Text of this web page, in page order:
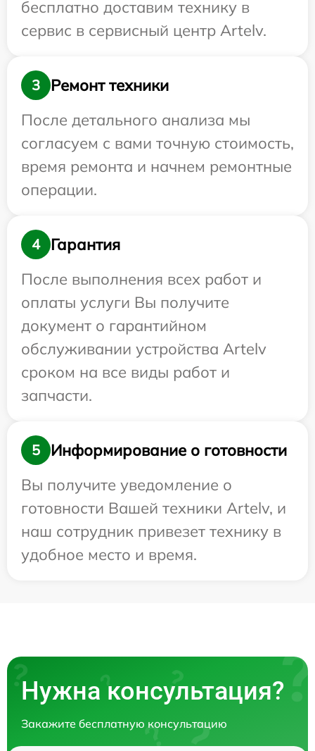
бесплатно доставим технику в
сервис в сервисный центр Artelv.
3
Ремонт техники
После детального анализа мы
согласуем с вами точную стоимость,
время ремонта и начнем ремонтные
операции.
4
Гарантия
После выполнения всех работ и
оплаты услуги Вы получите
документ о гарантийном
обслуживании устройства Artelv
сроком на все виды работ и
запчасти.
5
Информирование о готовности
Вы получите уведомление о
готовности Вашей техники Artelv, и
наш сотрудник привезет технику в
удобное место и время.
Нужна консультация?
Закажите бесплатную консультацию